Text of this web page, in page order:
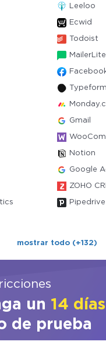
Leeloo
Ecwid
Todoist
MailerLite
Typeform
Gmail
Notion
Google
ZOHO
Pipedrive
mostrar todo (+132)
un 14 días
de prueba